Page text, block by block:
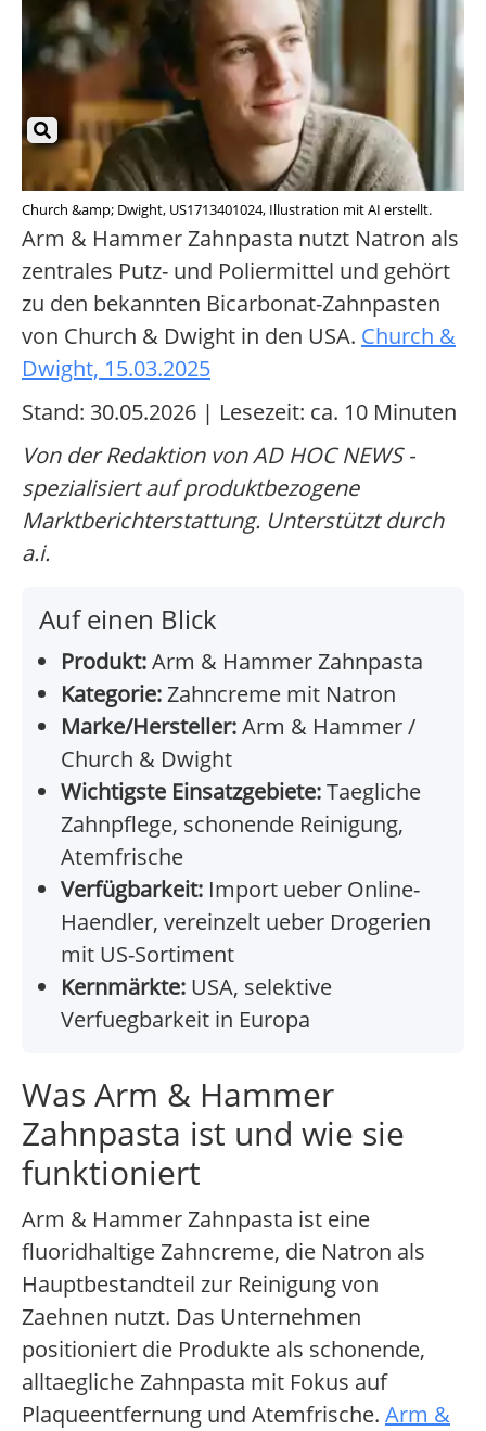
Church &amp; Dwight, US1713401024, Illustration mit AI erstellt.
Arm & Hammer Zahnpasta nutzt Natron als
zentrales Putz- und Poliermittel und gehört
zu den bekannten Bicarbonat-Zahnpasten
von Church & Dwight in den USA. Church &
Dwight, 15.03.2025
Stand: 30.05.2026 | Lesezeit: ca. 10 Minuten
Von der Redaktion von AD HOC NEWS -
spezialisiert auf produktbezogene
Marktberichterstattung. Unterstützt durch
a.i.
Auf einen Blick
Produkt:Arm & Hammer Zahnpasta
Kategorie:Zahncreme mit Natron
Marke/Hersteller:Arm & Hammer /
Church & Dwight
Wichtigste Einsatzgebiete:Taegliche
Zahnpflege, schonende Reinigung,
Atemfrische
Verfügbarkeit: Import ueber Online-
Haendler, vereinzelt ueber Drogerien
mit US-Sortiment
Kernmärkte: USA, selektive
Verfuegbarkeit in Europa
Was Arm & Hammer
Zahnpasta ist und wie sie
funktioniert
Arm & Hammer Zahnpasta ist eine
fluoridhaltige Zahncreme, die Natron als
Hauptbestandteil zur Reinigung von
Zaehnen nutzt. Das Unternehmen
positioniert die Produkte als schonende,
alltaegliche Zahnpasta mit Fokus auf
Plaqueentfernung und Atemfrische. Arm &